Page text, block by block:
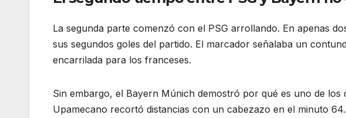
La segunda parte comenzó con el PSG arrollando. En apenas
sus segundos goles del partido. El marcador señalaba un
encarrilada para los franceses.
Sin embargo, el Bayern Múnich demostró por qué es uno de los
Upamecano recortó distancias con un cabezazo en el minuto